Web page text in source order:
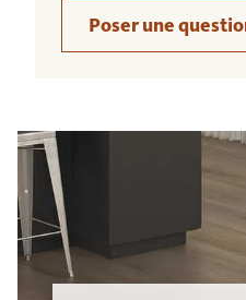
Poser une